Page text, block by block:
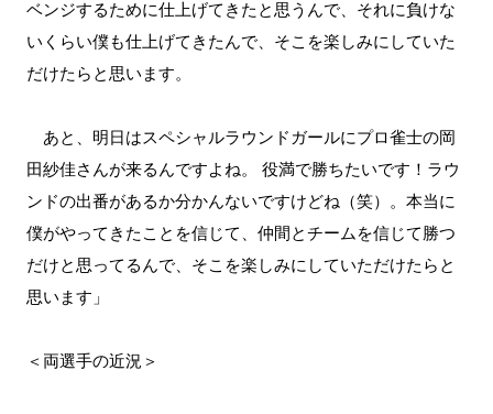
ベンジするために仕上げてきたと思うんで、それに負けな
いくらい僕も仕上げてきたんで、そこを楽しみにしていた
だけたらと思います。
あと、明日はスペシャルラウンドガールにプロ雀士の岡
田紗佳さんが来るんですよね。 役満で勝ちたいです！ラウ
ンドの出番があるか分かんないですけどね（笑）。本当に
僕がやってきたことを信じて、仲間とチームを信じて勝つ
だけと思ってるんで、そこを楽しみにしていただけたらと
思います」
＜両選手の近況＞